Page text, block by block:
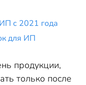
с 2021 года
для ИП
продукции,
только после